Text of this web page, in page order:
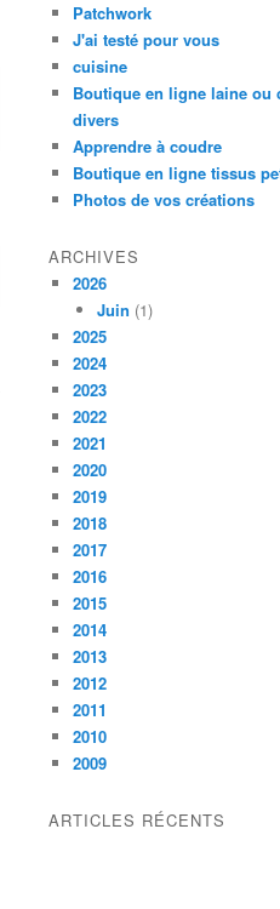
Patchwork
J'ai testé pour vous
cuisine
Boutique en ligne laine ou
divers
Apprendre à coudre
Boutique en ligne tissus
Photos de vos créations
ARCHIVES
2026
Juin (1)
2025
2024
2023
2022
2021
2020
2019
2018
2017
2016
2015
2014
2013
2012
2011
2010
2009
ARTICLES RÉCENTS